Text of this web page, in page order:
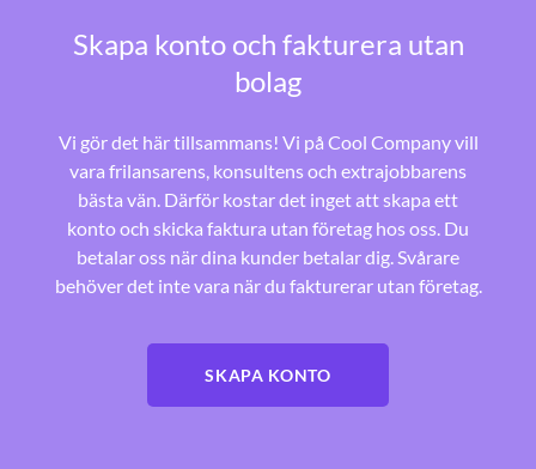
Skapa konto och fakturera utan
bolag
Vi gör det här tillsammans! Vi på Cool Company vill
vara frilansarens, konsultens och extrajobbarens
bästa vän. Därför kostar det inget att skapa ett
konto och skicka faktura utan företag hos oss. Du
betalar oss när dina kunder betalar dig. Svårare
behöver det inte vara när du fakturerar utan företag.
SKAPA KONTO